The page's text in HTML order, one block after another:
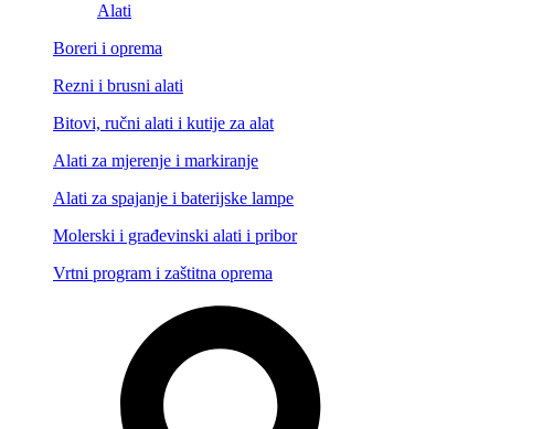
Alati
Boreri i oprema
Rezni i brusni alati
Bitovi, ručni alati i kutije za alat
Alati za mjerenje i markiranje
Alati za spajanje i baterijske lampe
Molerski i građevinski alati i pribor
Vrtni program i zaštitna oprema